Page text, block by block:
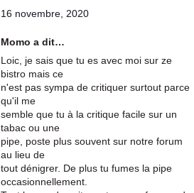
16 novembre, 2020
Momo a dit…
Loic, je sais que tu es avec moi sur ze
bistro mais ce
n'est pas sympa de critiquer surtout parce
qu'il me
semble que tu à la critique facile sur un
tabac ou une
pipe, poste plus souvent sur notre forum
au lieu de
tout dénigrer. De plus tu fumes la pipe
occasionnellement.